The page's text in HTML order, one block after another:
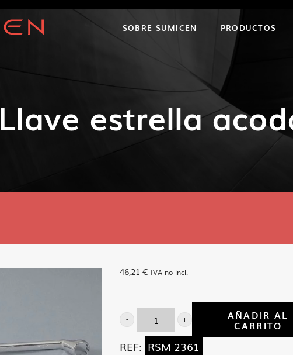
SOBRE SUMICEN PRODUCTOS
Llave estrella
46,21 € IVA no incl.
Llave
estrella
AÑADIR AL
CARRITO
REF: RSM 2361